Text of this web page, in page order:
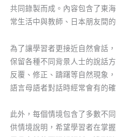
共同錄製而成。內容包含了東
常生活中與教師、日本朋友間
為了讓學習者更接近自然會話
保留各種不同背景人士的說話
反覆、修正、躊躇等自然現象
語言母語者對話時經常會有的
此外，每個情境包含了多數不
供情境說明，希望學習者在掌